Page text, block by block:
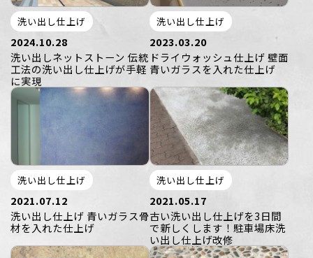
洗い出し仕上げ
2024.10.28
洗い出しネットストーン 伝統
工法の洗い出し仕上げが手軽
に実現
洗い出し仕上げ
2023.03.20
ドライウォッシュ仕上げ 壁面
青いガラスを入れた仕上げ
洗い出し仕上げ
2021.07.12
洗い出し仕上げ 青いガラス骨
材を入れた仕上げ
洗い出し仕上げ
2021.05.17
古い洗い出し仕上げを3日間
で新しくします！駐車場床洗
い出し仕上げ改修